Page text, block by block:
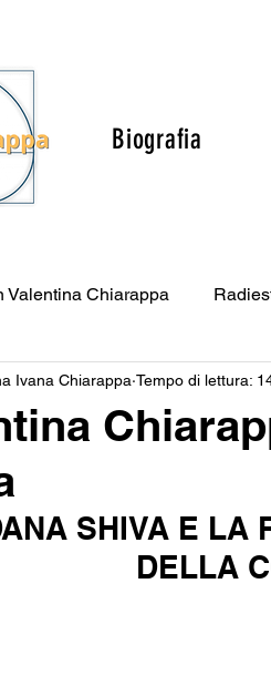
Biografia
Valentina Chiarappa
Cristalloterapia
Ivana Chiarappa Tempo di lettura:
SHIVA E LA
DELLA